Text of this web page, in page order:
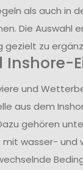
als auch in
Die Auswahl
zu
und
aus dem
gehören
mit wasser- und